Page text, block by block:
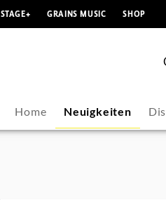
STAGE+ GRAINS MUSIC SHOP
Home Neuigkeiten